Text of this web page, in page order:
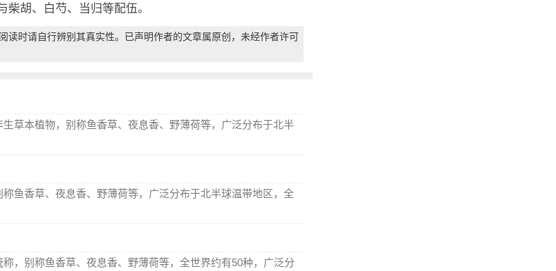
柴胡、白芍、当归等配伍。
读时请自行辨别其真实性。已声明作者的文章属原创，未经作者许可
草本植物，别称鱼香草、夜息香、野薄荷等，广泛分布于北半
鱼香草、夜息香、野薄荷等，广泛分布于北半球温带地区，全
，别称鱼香草、夜息香、野薄荷等，全世界约有50种，广泛分